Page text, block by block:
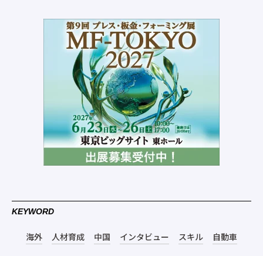
KEYWORD
海外 人材育成 中国 インタビュー スキル 自動車